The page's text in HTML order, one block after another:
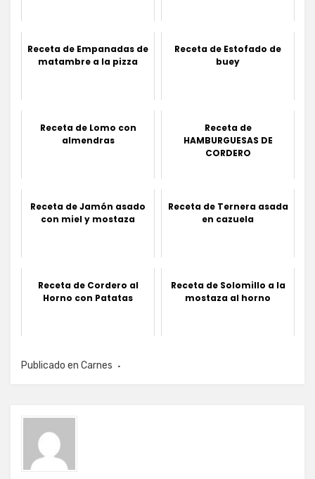
Receta de Empanadas de
matambre a la pizza
Receta de Estofado de
buey
Receta de Lomo con
almendras
Receta de
HAMBURGUESAS DE
CORDERO
Receta de Jamón asado
con miel y mostaza
Receta de Ternera asada
en cazuela
Receta de Cordero al
Horno con Patatas
Receta de Solomillo a la
mostaza al horno
Publicado en Carnes